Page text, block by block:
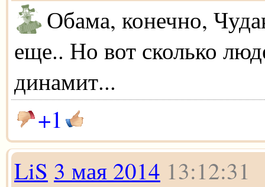
Обама, конечно,
еще.. Но вот сколько
динамит...
+1
LiS 3 мая 2014 13:12:31